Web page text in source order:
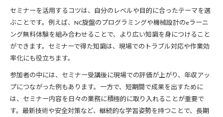
セミナーを活用するコツは、自分のレベルや目的に合ったテーマを選
ぶことです。例えば、NC旋盤のプログラミングや機械設計のeラーニ
ング無料体験を組み合わせることで、より広い知識を身につけること
ができます。セミナーで得た知識は、現場でのトラブル対応や作業効
率化にも役立ちます。
参加者の中には、セミナー受講後に現場での評価が上がり、年収アッ
プにつながった例もあります。一方で、短期間で成果を出すために
は、セミナー内容を日々の業務に積極的に取り入れることが重要で
す。最新技術や安全対策など、継続的な学習姿勢を持つことで、長期